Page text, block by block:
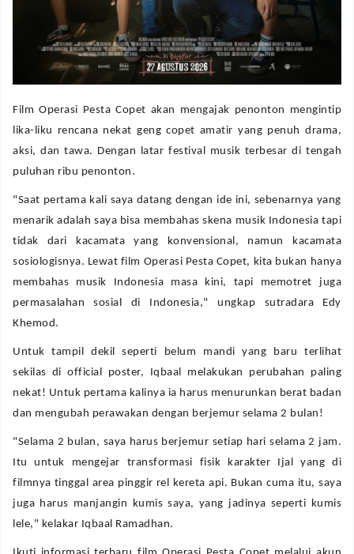
Film Operasi Pesta Copet akan mengajak penonton mengintip
lika-liku rencana nekat geng copet amatir yang penuh drama,
aksi, dan tawa. Dengan latar festival musik terbesar di tengah
puluhan ribu penonton.
"Saat pertama kali saya datang dengan ide ini, sebenarnya yang
menarik adalah saya bisa membahas skena musik Indonesia tapi
tidak dari kacamata yang konvensional, namun kacamata
sosiologisnya. Lewat film Operasi Pesta Copet, kita bukan hanya
membahas musik Indonesia masa kini, tapi memotret juga
permasalahan sosial di Indonesia," ungkap sutradara Edy
Khemod.
Untuk tampil dekil seperti belum mandi yang baru terlihat
sekilas di official poster, Iqbaal melakukan perubahan paling
nekat! Untuk pertama kalinya ia harus menurunkan berat badan
dan mengubah perawakan dengan berjemur selama 2 bulan!
"Selama 2 bulan, saya harus berjemur setiap hari selama 2 jam.
Itu untuk mengejar transformasi fisik karakter Ijal yang di
filmnya tinggal area pinggir rel kereta api. Bukan cuma itu, saya
juga harus manjangin kumis saya, yang jadinya seperti kumis
lele," kelakar Iqbaal Ramadhan.